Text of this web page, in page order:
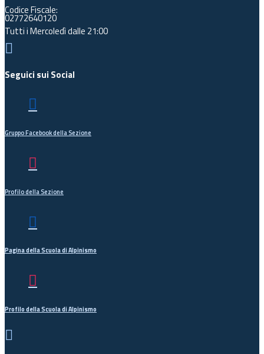
Codice Fiscale:
02772640120
Tutti i Mercoledì dalle 21:00

Seguici sui Social

Gruppo Facebook della Sezione

Profilo della Sezione

Pagina della Scuola di Alpinismo

Profilo della Scuola di Alpinismo
